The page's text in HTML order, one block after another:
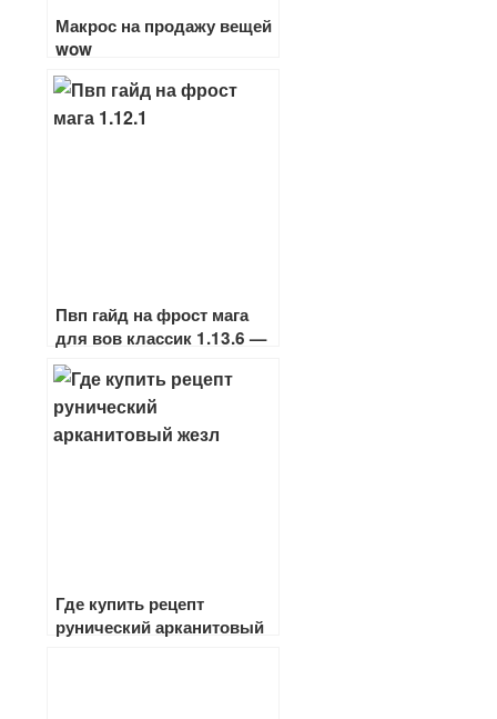
Макрос на продажу вещей
wow
Пвп гайд на фрост мага
для вов классик 1.13.6 —
1.12.1
Где купить рецепт
рунический арканитовый